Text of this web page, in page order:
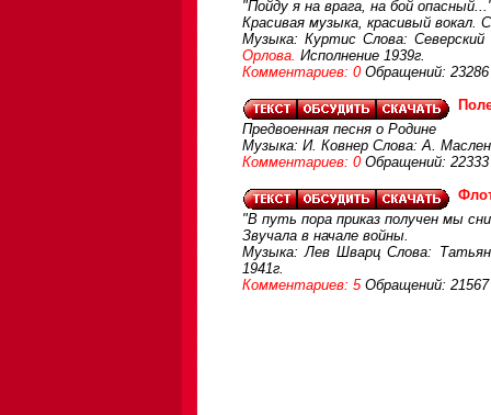
"Пойду я на врага, на бой
Красивая музыка, красивый вокал.
Музыка: Куртис Слова:
Орлова. Исполнение 1939г.
Комментариев: 0 Обращений: 23286
Предвоенная песня о Родине
Музыка: И. Ковнер Слова: А.
Комментариев: 0 Обращений: 22333
"В путь пора приказ получен мы
Звучала в начале войны.
Музыка: Лев Шварц Слова:
1941г.
Комментариев: 5 Обращений: 21567